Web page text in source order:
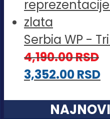
Serbia WP -
4,190.00RSD
3,352.00RSD